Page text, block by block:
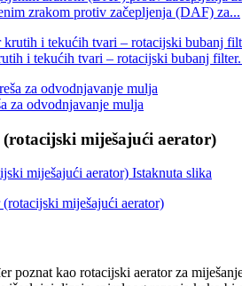
zrakom protiv začepljenja (DAF) za...
i tekućih tvari – rotacijski bubanj
za odvodnjavanje mulja
miješajući aerator)
poznat kao rotacijski aerator za